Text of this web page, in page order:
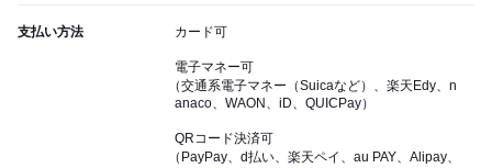
支払い方法 カード可
電子マネー可
（交通系電子マネー（Suicaなど）、楽天Edy、n
anaco、WAON、iD、QUICPay）
QRコード決済可
（PayPay、d払い、楽天ペイ、au PAY、Alipay、